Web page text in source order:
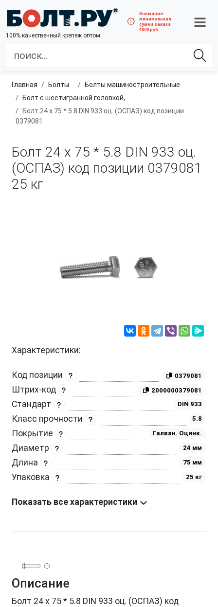
100% качественный крепеж оптом
Внимание:
минимальная
сумма заказа
4000 руб.
Главная болты
болты машиностроительные
Болт с шестигранной головкой, полная резьба, класс прочности 4.8 и 5.8
Болт 24 х 75 * 5.8 DIN 933 оц. (ОСПАЗ) код позиции
0379081
Болт 24 х 75 * 5.8 DIN 933 оц.
(ОСПАЗ) код позиции 0379081
25 кг
Характеристики:
Код позиции 0379081
Штрих-код 2000000379081
Стандарт DIN 933
Класс прочности 5.8
Покрытие Галван. Оцинк.
Диаметр 24 мм
Длина 75 мм
Упаковка 25 кг
Показать все характеристики
Описание
Болт 24 х 75 * 5.8 DIN 933 оц. (ОСПАЗ) код